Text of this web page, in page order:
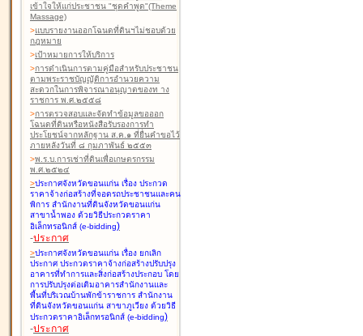
เข้าใจให้แก่ประชาชน "ชุดคำพูด"(Theme
Massage)
>แบบรายงานออกโฉนดที่ดินฯไม่ชอบด้วย
กฎหมาย
>เป้าหมายการให้บริการ
>การดำเนินการตามคู่มือสำหรับประชาชน
ตามพระราชบัญญัติการอำนวยความ
สะดวกในการพิจารณาอนุญาตของท าง
ราชการ พ.ศ.๒๕๕๘
>การตรวจสอบและจัดทำข้อมูลขอออก
โฉนดที่ดินหรือหนังสือรับรองการทำ
ประโยชน์จากหลักฐาน ส.ค.๑ ที่ยื่นคำขอไว้
ภายหลังวันที่ ๘ กุมภาพันธ์ ๒๕๕๓
>พ.ร.บ.การเช่าที่ดินเพื่อเกษตรกรรม
พ.ศ.๒๕๒๔
>ประกาศจังหวัดขอนแก่น เรื่อง ประกวด
ราคาจ้างก่อสร้างที่จอดรถประชาชนและคน
พิการ สำนักงานที่ดินจังหวัดขอนแก่น
สาขาน้ำพอง ด้วยวิธีประกวดราคา
อิเล็กทรอนิกส์ (e-bidding)
-ประกาศ
>ประกาศจังหวัดขอนแก่น เรื่อง ยกเลิก
ประกาศ ประกวดราคาจ้างก่อสร้างปรับปรุง
อาคารที่ทำการและสิ่งก่อสร้างประกอบ โดย
การปรับปรุงต่อเติมอาคารสำนักงานและ
พื้นที่บริเวณบ้านพักข้าราชการ สำนักงาน
ที่ดินจังหวัดขอนแก่น สาขาภูเวียง ด้วยวิธี
ประกวดราคาอิเล็กทรอนิกส์ (e-bidding)
-ประกาศ